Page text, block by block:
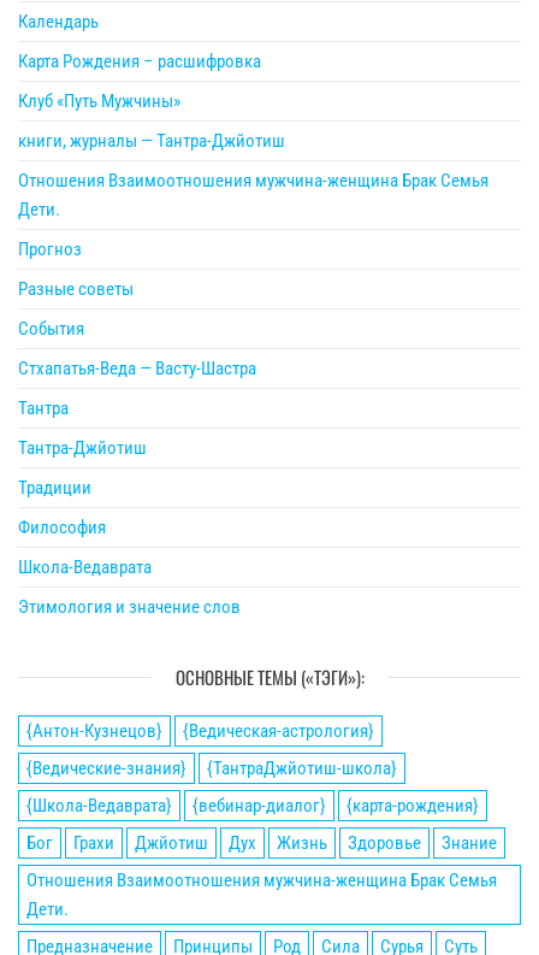
Календарь
Карта Рождения – расшифровка
Клуб «Путь Мужчины»
книги, журналы — Тантра-Джйотиш
Отношения Взаимоотношения мужчина-женщина Брак Семья
Дети.
Прогноз
Разные советы
События
Стхапатья-Веда — Васту-Шастра
Тантра
Тантра-Джйотиш
Традиции
Философия
Школа-Ведаврата
Этимология и значение слов
ОСНОВНЫЕ ТЕМЫ («ТЭГИ»):
{Антон-Кузнецов}
{Ведическая-астрология}
{Ведические-знания}
{ТантраДжйотиш-школа}
{Школа-Ведаврата}
{вебинар-диалог}
{карта-рождения}
Бог
Грахи Джйотиш Дух Жизнь Здоровье
Знание
Отношения Взаимоотношения мужчина-женщина Брак Семья
Дети.
Предназначение
Принципы Род Сила Сурья Суть